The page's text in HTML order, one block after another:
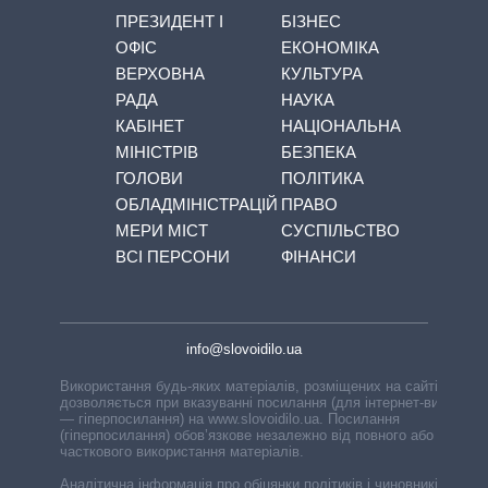
ПРЕЗИДЕНТ І
ОФІС
ВЕРХОВНА
РАДА
КАБІНЕТ
МІНІСТРІВ
ГОЛОВИ
ОБЛАДМІНІСТРАЦІЙ
МЕРИ МІСТ
ВСІ ПЕРСОНИ
БІЗНЕС
ЕКОНОМІКА
КУЛЬТУРА
НАУКА
НАЦІОНАЛЬНА
БЕЗПЕКА
ПОЛІТИКА
ПРАВО
СУСПІЛЬСТВО
ФІНАНСИ
info@slovoidilo.ua
Використання будь-яких матеріалів, розміщених на сайті,
дозволяється при вказуванні посилання (для інтернет-видань
— гіперпосилання) на www.slovoidilo.ua. Посилання
(гіперпосилання) обов’язкове незалежно від повного або
часткового використання матеріалів.
Аналітична інформація про обіцянки політиків і чиновників,